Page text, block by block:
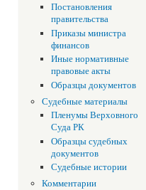
Постановления
правительства
Приказы министра
финансов
Иные нормативные
правовые акты
Образцы документов
Судебные материалы
Пленумы Верховного
Суда РК
Образцы судебных
документов
Судебные истории
Комментарии